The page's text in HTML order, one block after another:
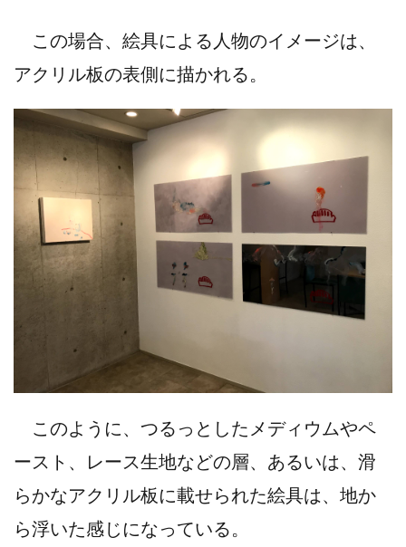
この場合、絵具による人物のイメージは、
アクリル板の表側に描かれる。
このように、つるっとしたメディウムやペ
ースト、レース生地などの層、あるいは、滑
らかなアクリル板に載せられた絵具は、地か
ら浮いた感じになっている。